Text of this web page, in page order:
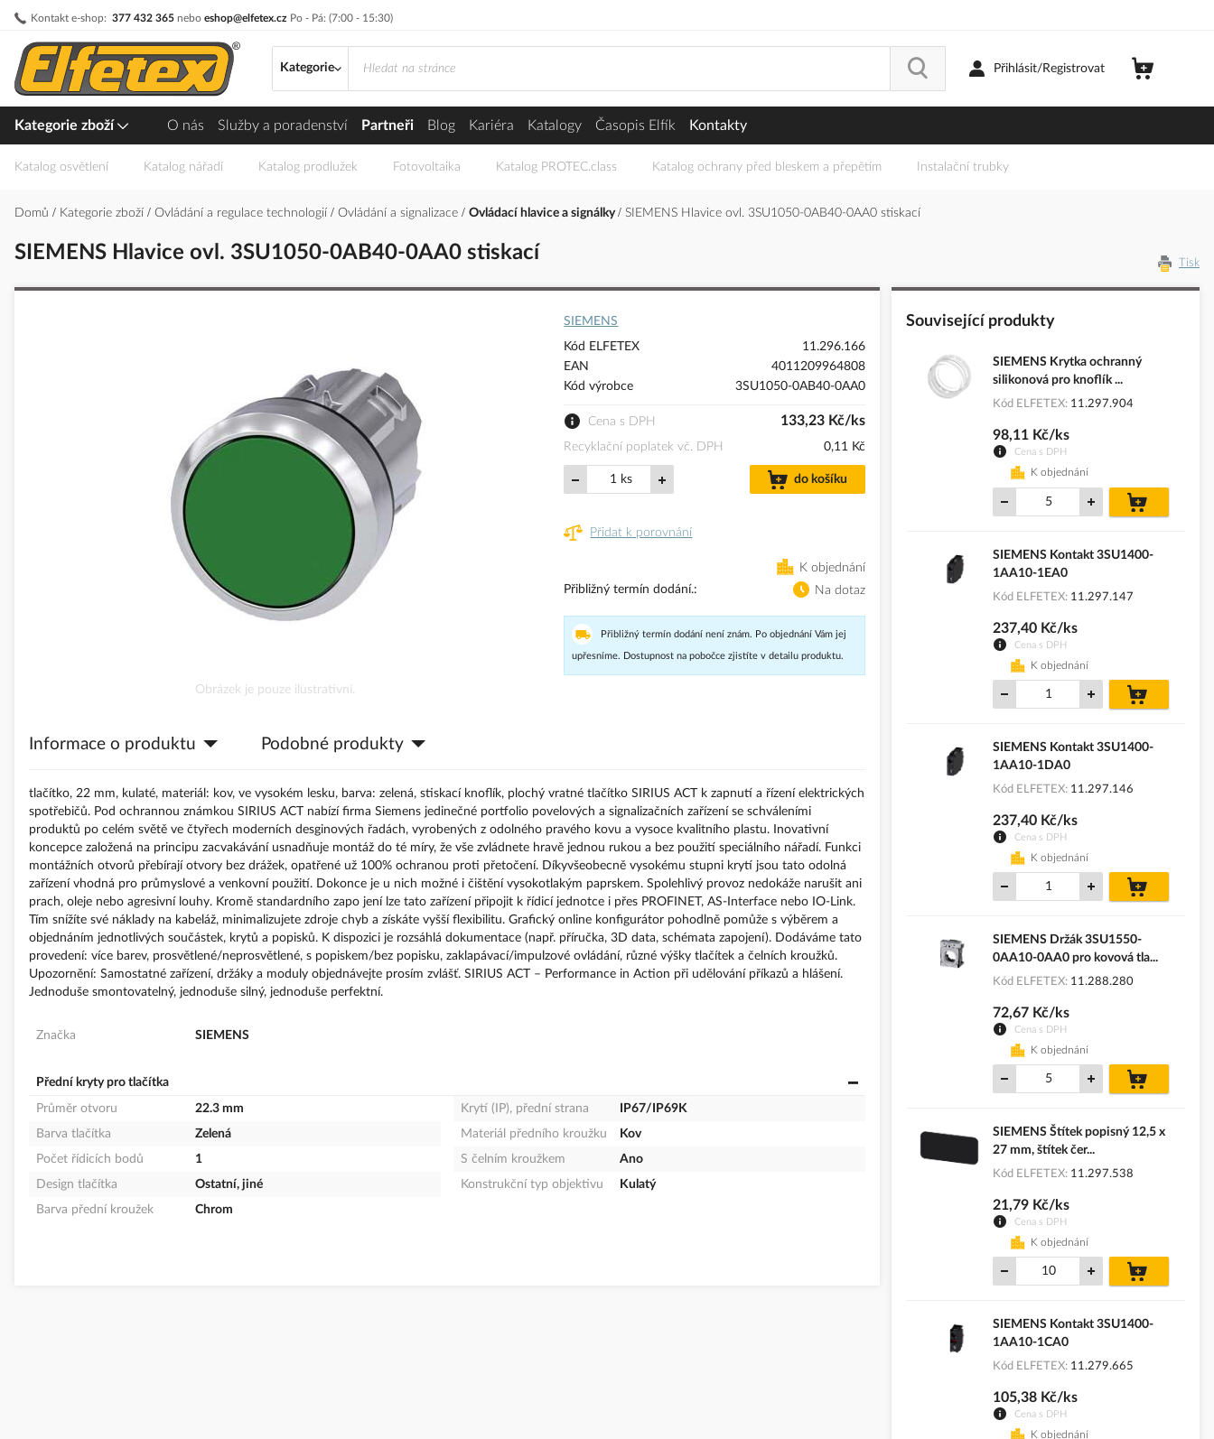
Kontakt e-shop: 377 432 365 nebo eshop@elfetex.cz Po - Pá: (7:00 - 15:30)
Přejít
obsah
Kategorie
Přihlásit/Registrovat
Kategorie zboží O nás Služby a poradenství Partneři Blog Kariéra Katalogy Časopis Elfík Kontakty
Katalog osvětlení Katalog nářadí Katalog prodlužek Fotovoltaika Katalog PROTEC.class Katalog ochrany před bleskem a přepětím Instalační trubky
Domů Kategorie zboží Ovládání a regulace technologií Ovládání a signalizace Ovládací hlavice a signálky SIEMENS Hlavice ovl. 3SU1050-0AB40-0AA0 stiskací
SIEMENS Hlavice ovl. 3SU1050-0AB40-0AA0 stiskací Tisk
galerie
Obrázek je pouze ilustrativní.
SIEMENS
Kód ELFETEX
11.296.166
EAN
4011209964808
Kód výrobce
3SU1050-0AB40-0AA0
Cena s DPH 133,23 Kč/ks
Recyklační poplatek vč. DPH 0,11 Kč
ks do košíku
Přidat k porovnání
K objednání
Přibližný termín dodání.
Na dotaz
Přibližný termín dodání není znám. Po objednání Vám jej
upřesníme. Dostupnost na pobočce zjistíte v detailu produktu.
Informace o produktu Podobné produkty
tlačítko, 22 mm, kulaté, materiál: kov, ve vysokém lesku, barva: zelená, stiskací knoflík, plochý vratné tlačítko SIRIUS ACT k zapnutí a řízení elektrických
spotřebičů. Pod ochrannou známkou SIRIUS ACT nabízí firma Siemens jedinečné portfolio povelových a signalizačních zařízení se schváleními
produktů po celém světě ve čtyřech moderních desginových řadách, vyrobených z odolného pravého kovu a vysoce kvalitního plastu. Inovativní
koncepce založená na principu zacvakávání usnadňuje montáž do té míry, že vše zvládnete hravě jednou rukou a bez použití speciálního nářadí. Funkci
montážních otvorů přebírají otvory bez drážek, opatřené už 100% ochranou proti přetočení. Díkyvšeobecně vysokému stupni krytí jsou tato odolná
zařízení vhodná pro průmyslové a venkovní použití. Dokonce je u nich možné i čištění vysokotlakým paprskem. Spolehlivý provoz nedokáže narušit ani
prach, oleje nebo agresivní louhy. Kromě standardního zapo jení lze tato zařízení připojit k řídicí jednotce i přes PROFINET, AS-Interface nebo IO-Link.
Tím snížíte své náklady na kabeláž, minimalizujete zdroje chyb a získáte vyšší flexibilitu. Grafický online konfigurátor pohodlně pomůže s výběrem a
objednáním jednotlivých součástek, krytů a popisků. K dispozici je rozsáhlá dokumentace (např. příručka, 3D data, schémata zapojení). Dodáváme tato
provedení: více barev, prosvětlené/neprosvětlené, s popiskem/bez popisku, zaklapávací/impulzové ovládání, různé výšky tlačítek a čelních kroužků.
Upozornění: Samostatné zařízení, držáky a moduly objednávejte prosím zvlášť. SIRIUS ACT – Performance in Action při udělování příkazů a hlášení.
Jednoduše smontovatelný, jednoduše silný, jednoduše perfektní.
Značka SIEMENS
Přední kryty pro tlačítka
Průměr otvoru
22.3 mm
Barva tlačítka
Zelená
Počet řídicích bodů
1
Design tlačítka
Ostatní, jiné
Barva přední kroužek
Chrom
Krytí (IP), přední strana
IP67/IP69K
Materiál předního kroužku
Kov
S čelním kroužkem
Ano
Konstrukční typ objektivu
Kulatý
Související produkty
SIEMENS Krytka ochranný
silikonová pro knoflík ...
Kód ELFETEX 11.297.904
Cena s DPH
98,11 Kč/ks
K objednání
košíku
SIEMENS Kontakt 3SU1400-
1AA10-1EA0
Kód ELFETEX 11.297.147
Cena s DPH
237,40 Kč/ks
K objednání
košíku
SIEMENS Kontakt 3SU1400-
1AA10-1DA0
Kód ELFETEX 11.297.146
Cena s DPH
237,40 Kč/ks
K objednání
košíku
SIEMENS Držák 3SU1550-
0AA10-0AA0 pro kovová tla...
Kód ELFETEX 11.288.280
Cena s DPH
72,67 Kč/ks
K objednání
košíku
SIEMENS Štítek popisný 12,5 x
27 mm, štítek čer...
Kód ELFETEX 11.297.538
Cena s DPH
21,79 Kč/ks
K objednání
košíku
SIEMENS Kontakt 3SU1400-
1AA10-1CA0
Kód ELFETEX 11.279.665
Cena s DPH
105,38 Kč/ks
K objednání